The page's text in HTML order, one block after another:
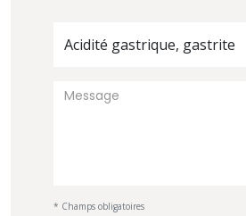
Acidité gastrique, gastrite
* Champs obligatoires